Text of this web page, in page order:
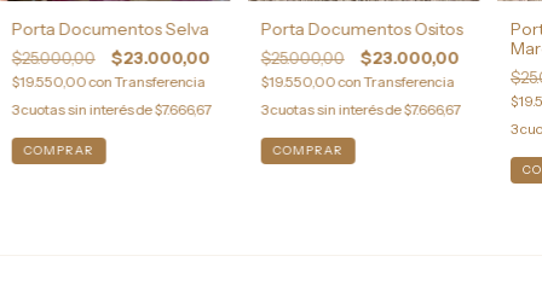
Porta Documentos Selva
$25.000,00 $23.000,00
$19.550,00conTransferencia
3cuotas sin interés de$7.666,67
Porta Documentos Ositos
$25.000,00 $23.000,00
$19.550,00conTransferencia
3cuotas sin interés de$7.666,67
3